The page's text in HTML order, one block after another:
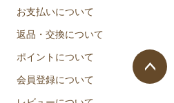
お支払いについて
返品・交換について
ポイントについて
会員登録について